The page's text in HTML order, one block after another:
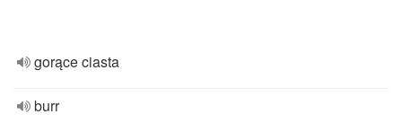
gorące ciasta
burr